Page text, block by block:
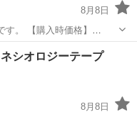
8月8日
。 【購入時価格】
、奥行き：116cm （大
れあり 【アピールポイン
トネス、トレーニング
シオロジーテープ
8月8日